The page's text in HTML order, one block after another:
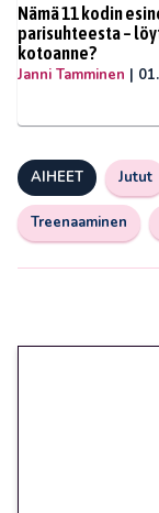
Nämä 11 kodin
parisuhteesta –
kotoanne?
Janni Tamminen |
AIHEET Jutut
Treenaaminen